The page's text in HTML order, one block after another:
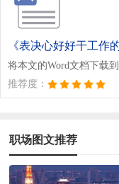
《表决心好好干工作
将本文的Word文档下载
推荐度：
职场图文推荐